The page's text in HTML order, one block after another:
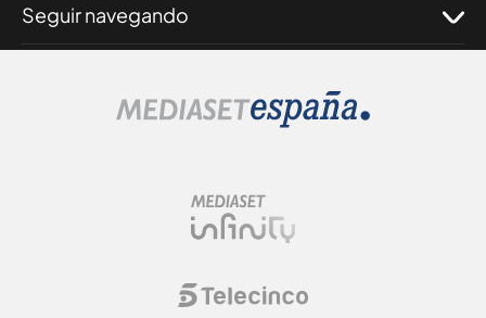
Seguir navegando